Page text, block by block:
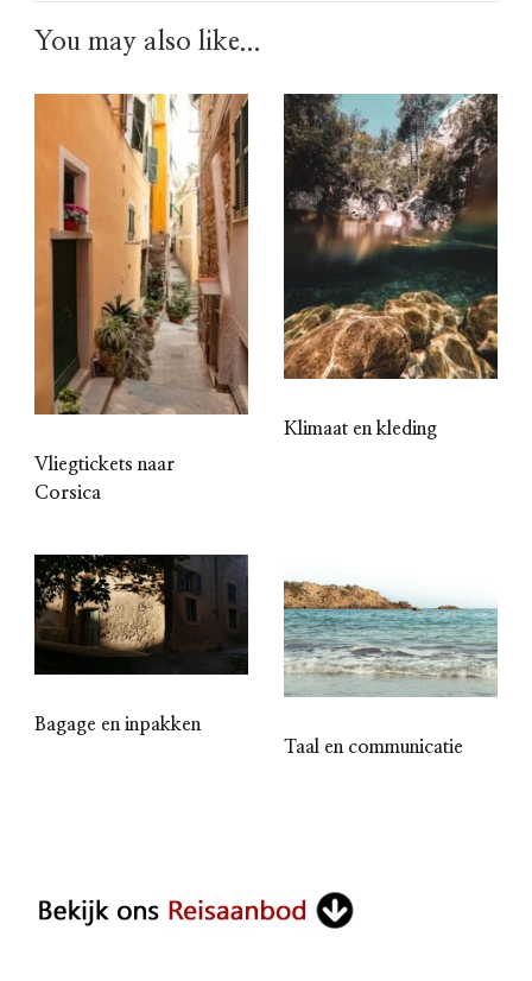
You may also like...
Vliegtickets naar
Corsica
Klimaat en kleding
Bagage en inpakken
Taal en communicatie